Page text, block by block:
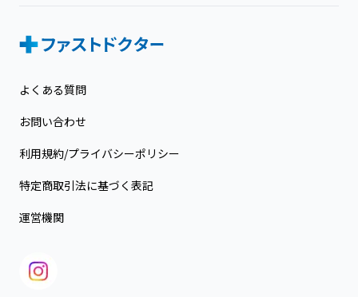
よくある質問
お問い合わせ
利用規約/プライバシーポリシー
特定商取引法に基づく表記
運営機関